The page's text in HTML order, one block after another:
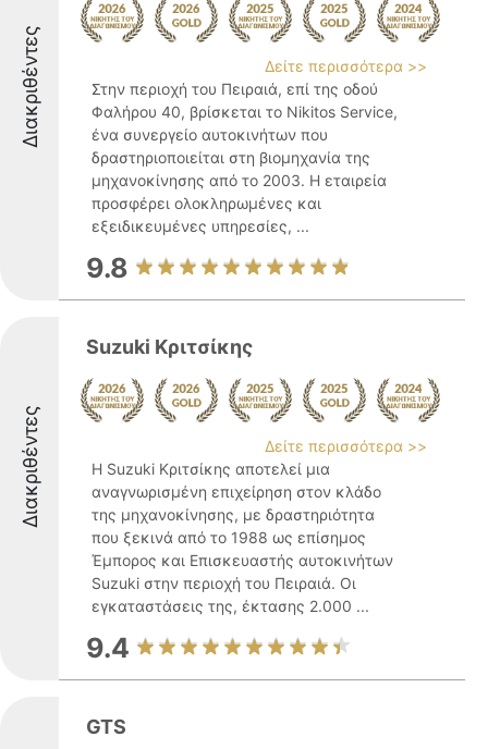
Διακριθέντες
Δείτε περισσότερα >>
Στην περιοχή του Πειραιά, επί της οδού
Φαλήρου 40, βρίσκεται το Nikitos Service,
ένα συνεργείο αυτοκινήτων που
δραστηριοποιείται στη βιομηχανία της
μηχανοκίνησης από το 2003. Η εταιρεία
προσφέρει ολοκληρωμένες και
εξειδικευμένες υπηρεσίες, ...
9.8
Διακριθέντες
Suzuki Κριτσίκης
Δείτε περισσότερα >>
Η Suzuki Κριτσίκης αποτελεί μια
αναγνωρισμένη επιχείρηση στον κλάδο
της μηχανοκίνησης, με δραστηριότητα
που ξεκινά από το 1988 ως επίσημος
Έμπορος και Επισκευαστής αυτοκινήτων
Suzuki στην περιοχή του Πειραιά. Οι
εγκαταστάσεις της, έκτασης 2.000 ...
9.4
GTS